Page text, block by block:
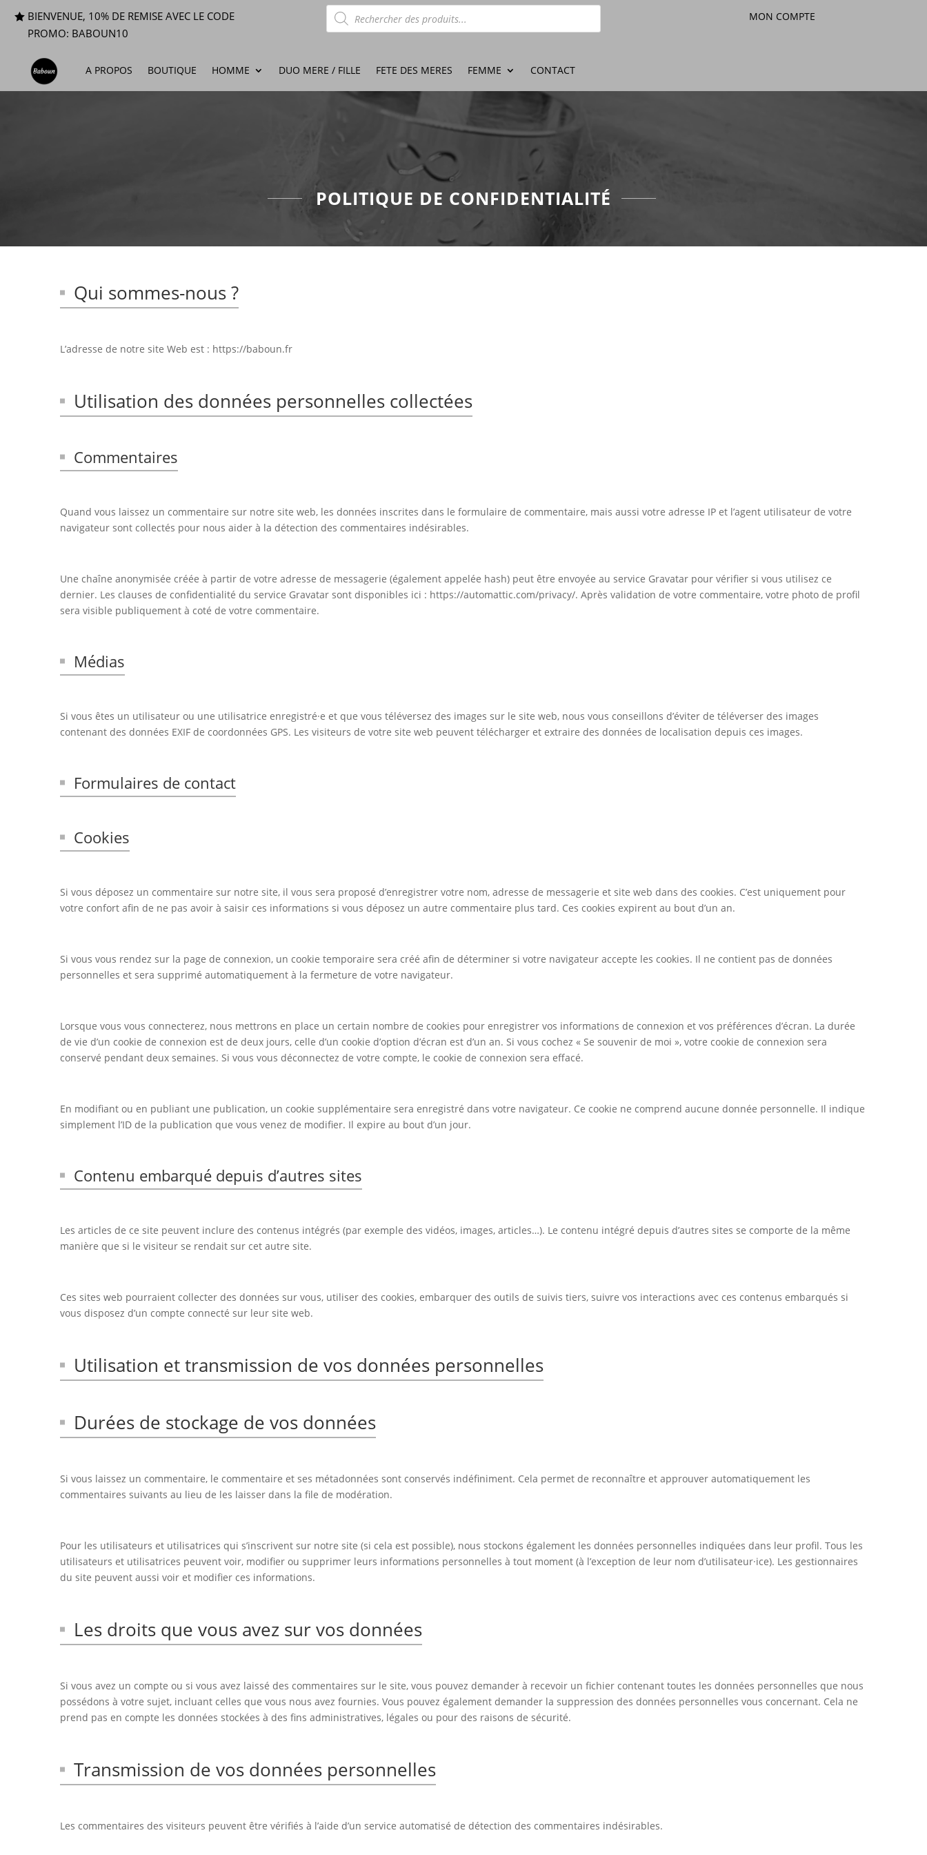
BIENVENUE, 10% DE REMISE AVEC LE CODE
PROMO: BABOUN10
Recherche
de
produits
MON COMPTE
A PROPOS BOUTIQUE HOMME DUO MERE / FILLE FETE DES MERES FEMME CONTACT
POLITIQUE DE CONFIDENTIALITÉ
Qui sommes-nous ?
L’adresse de notre site Web est : https://baboun.fr
Utilisation des données personnelles collectées
Commentaires
Quand vous laissez un commentaire sur notre site web, les données inscrites dans le formulaire de commentaire, mais aussi votre adresse IP et l’agent utilisateur de votre
navigateur sont collectés pour nous aider à la détection des commentaires indésirables.
Une chaîne anonymisée créée à partir de votre adresse de messagerie (également appelée hash) peut être envoyée au service Gravatar pour vérifier si vous utilisez ce
dernier. Les clauses de confidentialité du service Gravatar sont disponibles ici : https://automattic.com/privacy/. Après validation de votre commentaire, votre photo de profil
sera visible publiquement à coté de votre commentaire.
Médias
Si vous êtes un utilisateur ou une utilisatrice enregistré·e et que vous téléversez des images sur le site web, nous vous conseillons d’éviter de téléverser des images
contenant des données EXIF de coordonnées GPS. Les visiteurs de votre site web peuvent télécharger et extraire des données de localisation depuis ces images.
Formulaires de contact
Cookies
Si vous déposez un commentaire sur notre site, il vous sera proposé d’enregistrer votre nom, adresse de messagerie et site web dans des cookies. C’est uniquement pour
votre confort afin de ne pas avoir à saisir ces informations si vous déposez un autre commentaire plus tard. Ces cookies expirent au bout d’un an.
Si vous vous rendez sur la page de connexion, un cookie temporaire sera créé afin de déterminer si votre navigateur accepte les cookies. Il ne contient pas de données
personnelles et sera supprimé automatiquement à la fermeture de votre navigateur.
Lorsque vous vous connecterez, nous mettrons en place un certain nombre de cookies pour enregistrer vos informations de connexion et vos préférences d’écran. La durée
de vie d’un cookie de connexion est de deux jours, celle d’un cookie d’option d’écran est d’un an. Si vous cochez « Se souvenir de moi », votre cookie de connexion sera
conservé pendant deux semaines. Si vous vous déconnectez de votre compte, le cookie de connexion sera effacé.
En modifiant ou en publiant une publication, un cookie supplémentaire sera enregistré dans votre navigateur. Ce cookie ne comprend aucune donnée personnelle. Il indique
simplement l’ID de la publication que vous venez de modifier. Il expire au bout d’un jour.
Contenu embarqué depuis d’autres sites
Les articles de ce site peuvent inclure des contenus intégrés (par exemple des vidéos, images, articles…). Le contenu intégré depuis d’autres sites se comporte de la même
manière que si le visiteur se rendait sur cet autre site.
Ces sites web pourraient collecter des données sur vous, utiliser des cookies, embarquer des outils de suivis tiers, suivre vos interactions avec ces contenus embarqués si
vous disposez d’un compte connecté sur leur site web.
Utilisation et transmission de vos données personnelles
Durées de stockage de vos données
Si vous laissez un commentaire, le commentaire et ses métadonnées sont conservés indéfiniment. Cela permet de reconnaître et approuver automatiquement les
commentaires suivants au lieu de les laisser dans la file de modération.
Pour les utilisateurs et utilisatrices qui s’inscrivent sur notre site (si cela est possible), nous stockons également les données personnelles indiquées dans leur profil. Tous les
utilisateurs et utilisatrices peuvent voir, modifier ou supprimer leurs informations personnelles à tout moment (à l’exception de leur nom d’utilisateur·ice). Les gestionnaires
du site peuvent aussi voir et modifier ces informations.
Les droits que vous avez sur vos données
Si vous avez un compte ou si vous avez laissé des commentaires sur le site, vous pouvez demander à recevoir un fichier contenant toutes les données personnelles que nous
possédons à votre sujet, incluant celles que vous nous avez fournies. Vous pouvez également demander la suppression des données personnelles vous concernant. Cela ne
prend pas en compte les données stockées à des fins administratives, légales ou pour des raisons de sécurité.
Transmission de vos données personnelles
Les commentaires des visiteurs peuvent être vérifiés à l’aide d’un service automatisé de détection des commentaires indésirables.